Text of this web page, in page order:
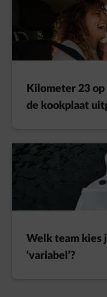
Kilometer 23
de kookplaat
Welk team kies
‘variabel’?